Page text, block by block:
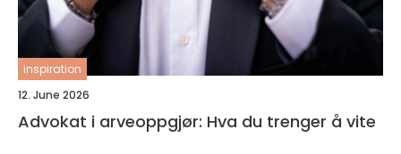
inspiration
12. June 2026
Advokat i arveoppgjør: Hva du trenger å vite